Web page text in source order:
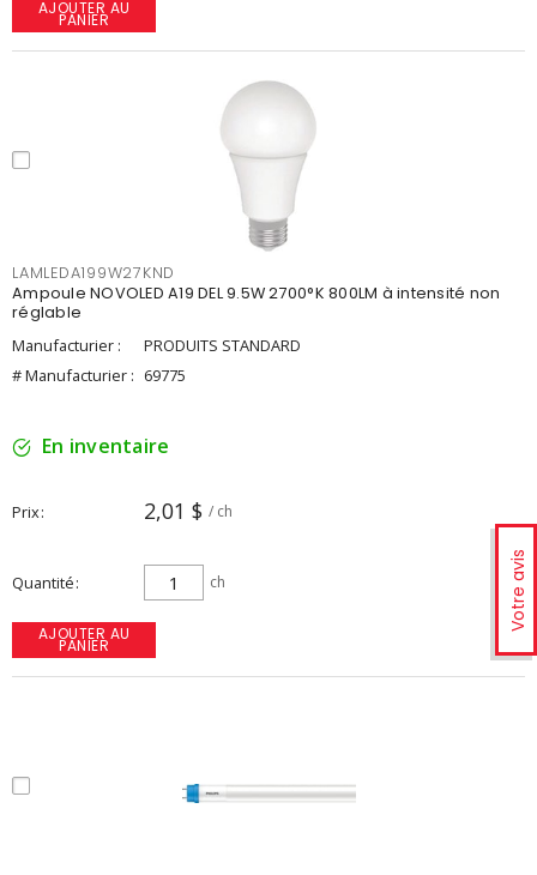
Votre avis
AJOUTER AU
PANIER
LAMLEDA199W27KND
Ampoule NOVOLED A19 DEL 9.5W 2700°K 800LM à intensité non
réglable
Manufacturier :
PRODUITS STANDARD
# Manufacturier : 69775
En inventaire
Prix 2,01 $ / ch
Quantité ch
AJOUTER AU
PANIER